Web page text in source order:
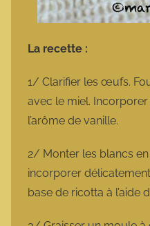
La recette :
1/ Clarifier les œufs.
avec le miel.
l’arôme de vanille.
2/ Monter les blancs
incorporer
base de ricotta à l’aide